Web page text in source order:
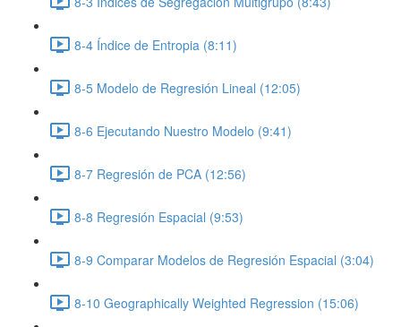
8-4 Índice de Entropia (8:11)
8-5 Modelo de Regresión Lineal (12:05)
8-6 Ejecutando Nuestro Modelo (9:41)
8-7 Regresión de PCA (12:56)
8-8 Regresión Espacial (9:53)
8-9 Comparar Modelos de Regresión Espacial (3:04)
8-10 Geographically Weighted Regression (15:06)